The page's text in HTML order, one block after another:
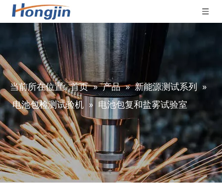
当前所在位置: 首页 » 产品 » 新能源测试系列 »
电池包检测试验机 » 电池包复和盐雾试验室